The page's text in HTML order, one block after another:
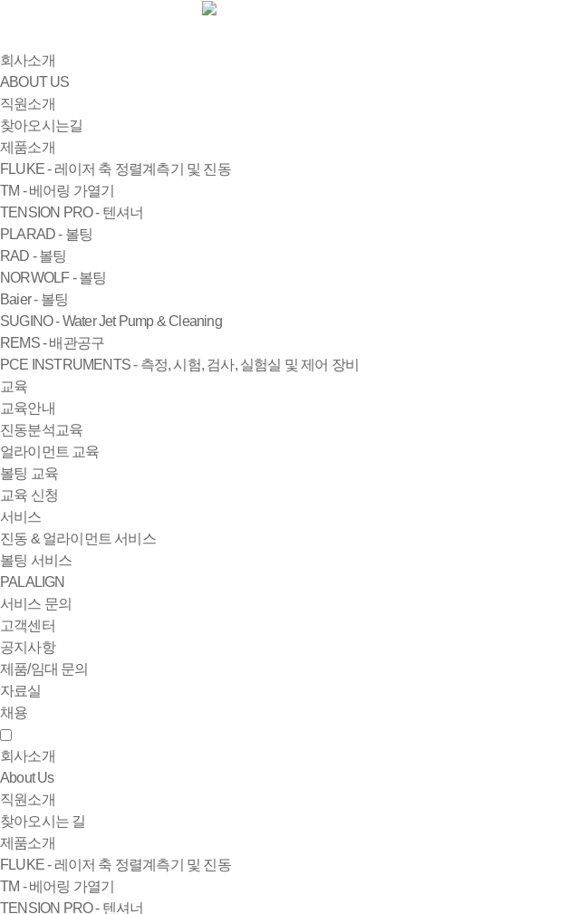
회사소개
ABOUT US
직원소개
찾아오시는길
제품소개
FLUKE - 레이저 축 정렬계측기 및 진동
TM - 베어링 가열기
TENSION PRO - 텐셔너
PLARAD - 볼팅
RAD - 볼팅
NORWOLF - 볼팅
Baier - 볼팅
SUGINO - Water Jet Pump & Cleaning
REMS - 배관공구
PCE INSTRUMENTS - 측정, 시험, 검사, 실험실 및 제어 장비
교육
교육안내
진동분석교육
얼라이먼트 교육
볼팅 교육
교육 신청
서비스
진동 & 얼라이먼트 서비스
볼팅 서비스
PALALIGN
서비스 문의
고객센터
공지사항
제품/임대 문의
자료실
채용
회사소개
About Us
직원소개
찾아오시는 길
제품소개
FLUKE - 레이저 축 정렬계측기 및 진동
TM - 베어링 가열기
TENSION PRO - 텐셔너